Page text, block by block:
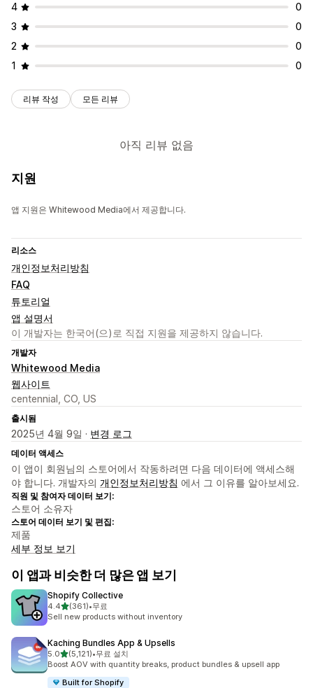
4
0
3
0
2
0
1
0
리뷰 작성 모든 리뷰
아직 리뷰 없음
지원
앱 지원은 Whitewood Media에서 제공합니다.
리소스
개인정보처리방침
FAQ
튜토리얼
앱 설명서
이 개발자는 한국어(으)로 직접 지원을 제공하지 않습니다.
개발자
Whitewood Media
웹사이트
centennial, CO, US
출시됨
2025년 4월 9일 · 변경 로그
데이터 액세스
이 앱이 회원님의 스토어에서 작동하려면 다음 데이터에 액세스해
야 합니다. 개발자의 개인정보처리방침 에서 그 이유를 알아보세요.
직원 및 참여자 데이터 보기:
스토어 소유자
스토어 데이터 보기 및 편집:
제품
세부 정보 보기
이 앱과 비슷한 더 많은 앱 보기
Shopify Collective
4.4별 5개 중
(361)
총 리뷰 361개
•무료
Sell new products without inventory
Kaching Bundles App & Upsells
5.0별 5개 중
(5,121)
총 리뷰 5121개
•무료 설치
Boost AOV with quantity breaks, product bundles & upsell app
Built for Shopify